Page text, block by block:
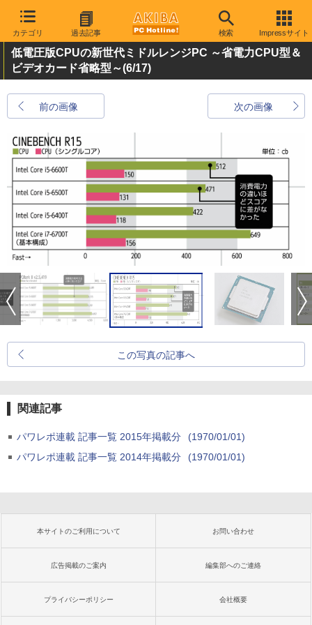
カテゴリ 過去記事 検索 Impressサイト
低電圧版CPUの新世代ミドルレンジPC ～省電力CPU型＆
ビデオカード省略型～(6/17)
前の画像 次の画像
この写真の記事へ
関連記事
パワレポ連載 記事一覧 2015年掲載分
(1970/01/01)
パワレポ連載 記事一覧 2014年掲載分
(1970/01/01)
本サイトのご利用について お問い合わせ
広告掲載のご案内 編集部へのご連絡
プライバシーポリシー 会社概要